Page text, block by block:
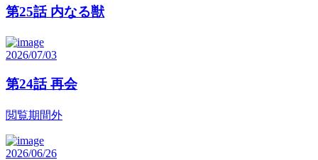
第25話 内なる獣
2026/07/03
第24話 再会
閲覧期間外
2026/06/26